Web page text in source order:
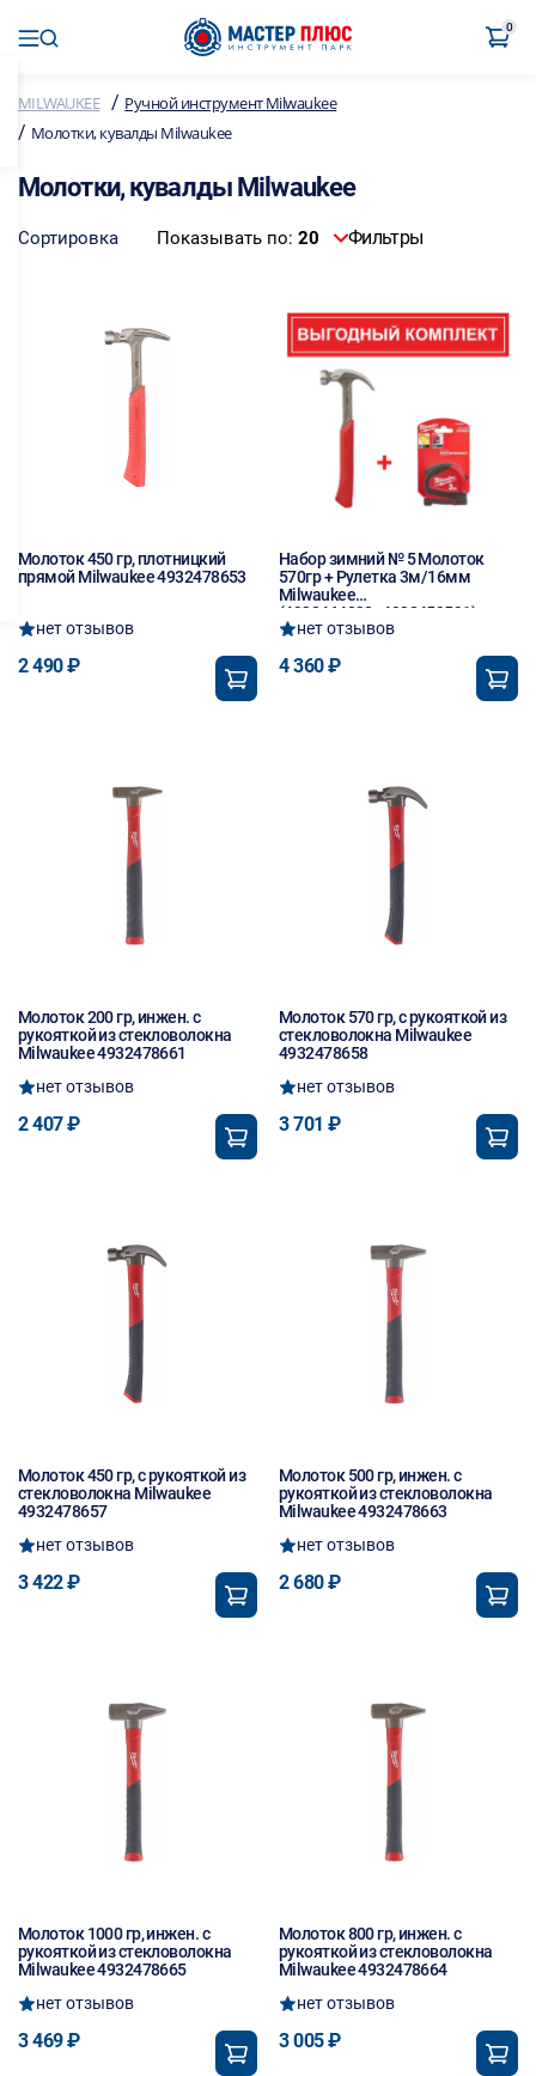
0
MILWAUKEE / Ручной инструмент Milwaukee
/ Молотки, кувалды Milwaukee
Молотки, кувалды Milwaukee
Сортировка Показывать по: 20 Фильтры
Молоток 450 гр, плотницкий
прямой Milwaukee 4932478653
нет отзывов
2 490 ₽
Набор зимний № 5 Молоток
570гр + Рулетка 3м/16мм
Milwaukee
(4932464028+4932459591)
нет отзывов
4 360 ₽
Молоток 200 гр, инжен. с
рукояткой из стекловолокна
Milwaukee 4932478661
нет отзывов
2 407 ₽
Молоток 570 гр, с рукояткой из
стекловолокна Milwaukee
4932478658
нет отзывов
3 701 ₽
Молоток 450 гр, с рукояткой из
стекловолокна Milwaukee
4932478657
нет отзывов
3 422 ₽
Молоток 500 гр, инжен. с
рукояткой из стекловолокна
Milwaukee 4932478663
нет отзывов
2 680 ₽
Молоток 1000 гр, инжен. с
рукояткой из стекловолокна
Milwaukee 4932478665
нет отзывов
3 469 ₽
Молоток 800 гр, инжен. с
рукояткой из стекловолокна
Milwaukee 4932478664
нет отзывов
3 005 ₽